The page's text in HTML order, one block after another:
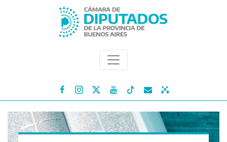
   